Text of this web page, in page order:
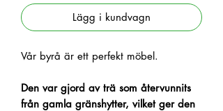
Lägg i kundvagn
Vår byrå är ett perfekt möbel.
Den var gjord av trä som återvunnits
från gamla gränshytter, vilket ger den